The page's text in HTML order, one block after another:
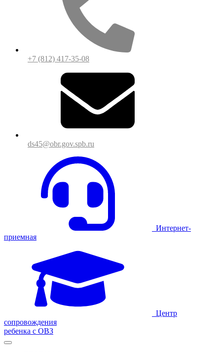
+7 (812) 417-35-08
ds45@obr.gov.spb.ru
Интернет-
приемная
Центр
сопровождения
ребенка с ОВЗ